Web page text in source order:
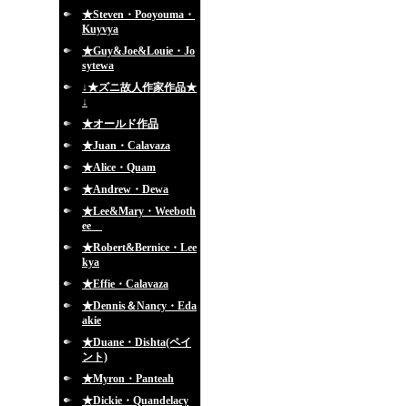
★Steven・Pooyouma・
Kuyvya
★Guy&Joe&Louie・Jo
sytewa
↓★ズニ故人作家作品★
↓
★オールド作品
★Juan・Calavaza
★Alice・Quam
★Andrew・Dewa
★Lee&Mary・Weeboth
ee
★Robert&Bernice・Lee
kya
★Effie・Calavaza
★Dennis＆Nancy・Eda
akie
★Duane・Dishta(ペイ
ント)
★Myron・Panteah
★Dickie・Quandelacy